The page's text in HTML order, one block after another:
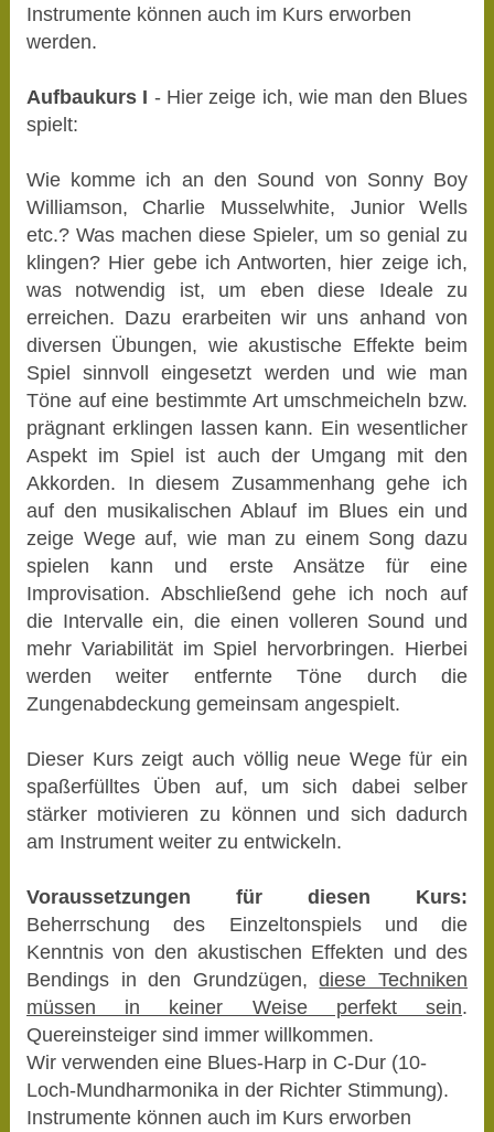
Instrumente können auch im Kurs erworben
werden.
Aufbaukurs I - Hier zeige ich, wie man den Blues
spielt:
Wie komme ich an den Sound von Sonny Boy
Williamson, Charlie Musselwhite, Junior Wells
etc.? Was machen diese Spieler, um so genial zu
klingen? Hier gebe ich Antworten, hier zeige ich,
was notwendig ist, um eben diese Ideale zu
erreichen. Dazu erarbeiten wir uns anhand von
diversen Übungen, wie akustische Effekte beim
Spiel sinnvoll eingesetzt werden und wie man
Töne auf eine bestimmte Art umschmeicheln bzw.
prägnant erklingen lassen kann. Ein wesentlicher
Aspekt im Spiel ist auch der Umgang mit den
Akkorden. In diesem Zusammenhang gehe ich
auf den musikalischen Ablauf im Blues ein und
zeige Wege auf, wie man zu einem Song dazu
spielen kann und erste Ansätze für eine
Improvisation. Abschließend gehe ich noch auf
die Intervalle ein, die einen volleren Sound und
mehr Variabilität im Spiel hervorbringen. Hierbei
werden weiter entfernte Töne durch die
Zungenabdeckung gemeinsam angespielt.
Dieser Kurs zeigt auch völlig neue Wege für ein
spaßerfülltes Üben auf, um sich dabei selber
stärker motivieren zu können und sich dadurch
am Instrument weiter zu entwickeln.
Voraussetzungen für diesen Kurs:
Beherrschung des Einzeltonspiels und die
Kenntnis von den akustischen Effekten und des
Bendings in den Grundzügen,diese Techniken
müssen in keiner Weise perfekt sein.
Quereinsteiger sind immer willkommen.
Wir verwenden eine Blues-Harp in C-Dur (10-
Loch-Mundharmonika in der Richter Stimmung).
Instrumente können auch im Kurs erworben